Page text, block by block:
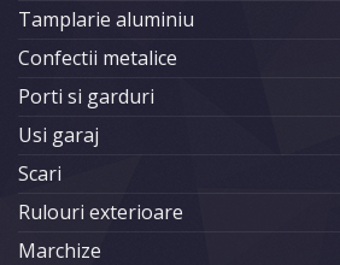
Tamplarie aluminiu
Confectii metalice
Porti si garduri
Usi garaj
Scari
Rulouri exterioare
Marchize